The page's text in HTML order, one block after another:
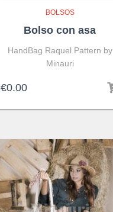
BOLSOS
Bolso con asa
HandBag Raquel Pattern by
Minauri
€0.00